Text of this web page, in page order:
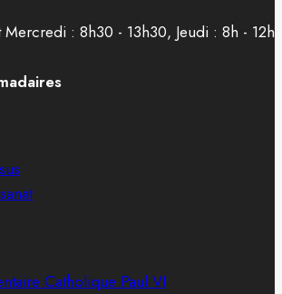
: 8h30 - 13h30, Jeudi : 8h - 12h
Catholique Paul VI